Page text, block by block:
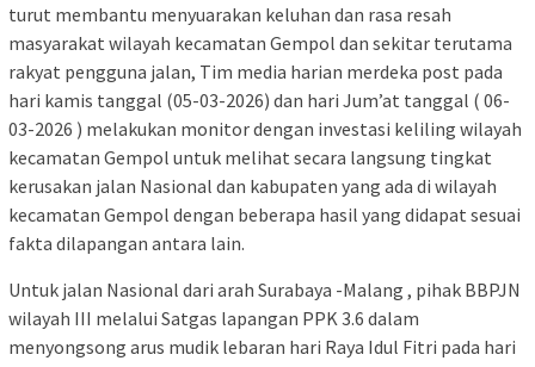
turut membantu menyuarakan keluhan dan rasa resah
masyarakat wilayah kecamatan Gempol dan sekitar terutama
rakyat pengguna jalan, Tim media harian merdeka post pada
hari kamis tanggal (05-03-2026) dan hari Jum’at tanggal ( 06-
03-2026 ) melakukan monitor dengan investasi keliling wilayah
kecamatan Gempol untuk melihat secara langsung tingkat
kerusakan jalan Nasional dan kabupaten yang ada di wilayah
kecamatan Gempol dengan beberapa hasil yang didapat sesuai
fakta dilapangan antara lain.
Untuk jalan Nasional dari arah Surabaya -Malang , pihak BBPJN
wilayah III melalui Satgas lapangan PPK 3.6 dalam
menyongsong arus mudik lebaran hari Raya Idul Fitri pada hari